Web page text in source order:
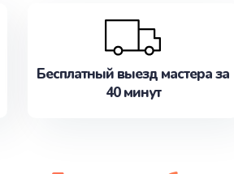
Бесплатный выезд мастера за
40 минут